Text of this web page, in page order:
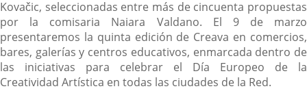
Kovačic, seleccionadas entre más de cincuenta propuestas
por la comisaria Naiara Valdano. El 9 de marzo
presentaremos la quinta edición de Creava en comercios,
bares, galerías y centros educativos, enmarcada dentro de
las iniciativas para celebrar el Día Europeo de la
Creatividad Artística en todas las ciudades de la Red.